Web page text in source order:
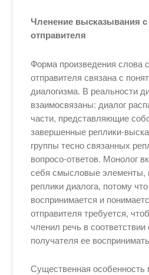
Членение высказывания с
отправителя
Форма произведения слова
отправителя связана с
диалогизма. В реальности
взаимосвязаны: диалог
части, представляющие
завершенные реплики-
группы тесно связанных
вопросо-ответов. Монолог
себя смысловые элементы,
реплики диалога, потому
воспринимается и
отправителя требуется,
членил речь в
получателя ее
Существенная особенность